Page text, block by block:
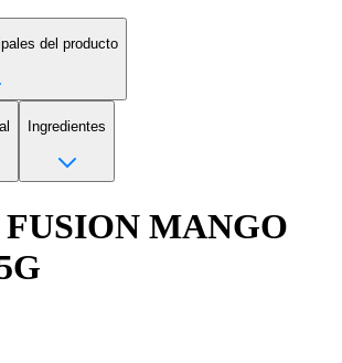
del producto
Ingredientes
MANGO